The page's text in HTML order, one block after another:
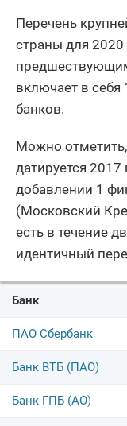
Перечень
страны для 2020
включает в себя
банков.
Можно
датируется
добавлении 1
(Московский
есть в течение
идентичный
Банк
ПАО Сбербанк
Банк ВТБ (ПАО)
Банк ГПБ (АО)